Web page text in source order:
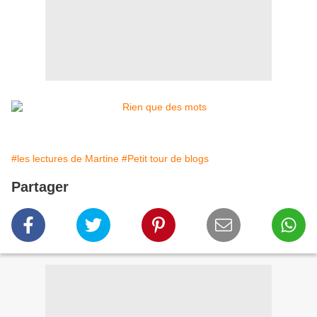
#les lectures de Martine #Petit tour de blogs
Partager